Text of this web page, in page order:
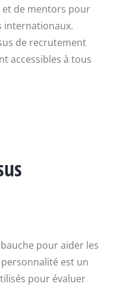
et de mentors pour
internationaux.
de recrutement
accessibles à tous
pour aider les
est un
pour évaluer